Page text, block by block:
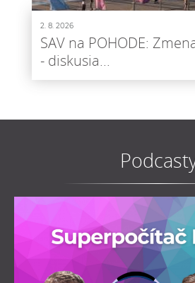
2. 8. 2026
SAV na POHODE:
- diskusia...